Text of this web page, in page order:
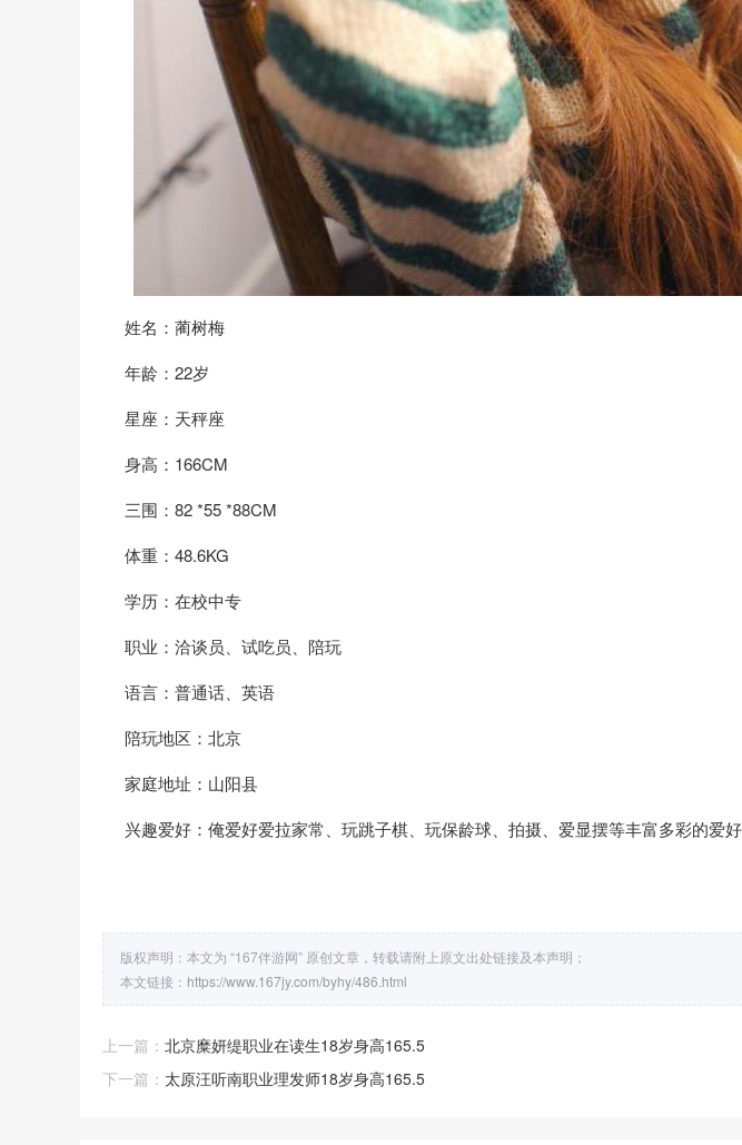
姓名：蔺树梅
年龄：22岁
星座：天秤座
身高：166CM
三围：82 *55 *88CM
体重：48.6KG
学历：在校中专
职业：洽谈员、试吃员、陪玩
语言：普通话、英语
陪玩地区：北京
家庭地址：山阳县
兴趣爱好：俺爱好爱拉家常、玩跳子棋、玩保龄球、拍摄、爱显摆等丰富多彩的爱
版权声明：本文为 “167伴游网” 原创文章，转载请附上原文出处链接及本声明；
本文链接： https://www.167jy.com/byhy/486.html
上一篇： 北京糜妍缇职业在读生18岁身高165.5
下一篇： 太原汪听南职业理发师18岁身高165.5